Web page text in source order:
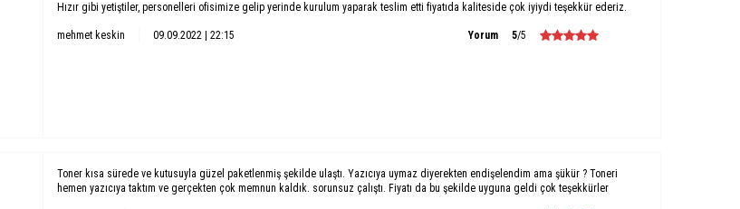
Hızır gibi yetiştiler, personelleri ofisimize gelip yerinde kurulum yaparak teslim etti fiyatıda kaliteside çok iyiydi teşekkür ederiz.
mehmet keskin 09.09.2022 | 22:15 Yorum 5/5
Toner kısa sürede ve kutusuyla güzel paketlenmiş şekilde ulaştı. Yazıcıya uymaz diyerekten endişelendim ama şükür ? Toneri
hemen yazıcıya taktım ve gerçekten çok memnun kaldık. sorunsuz çalıştı. Fiyatı da bu şekilde uyguna geldi çok teşekkürler